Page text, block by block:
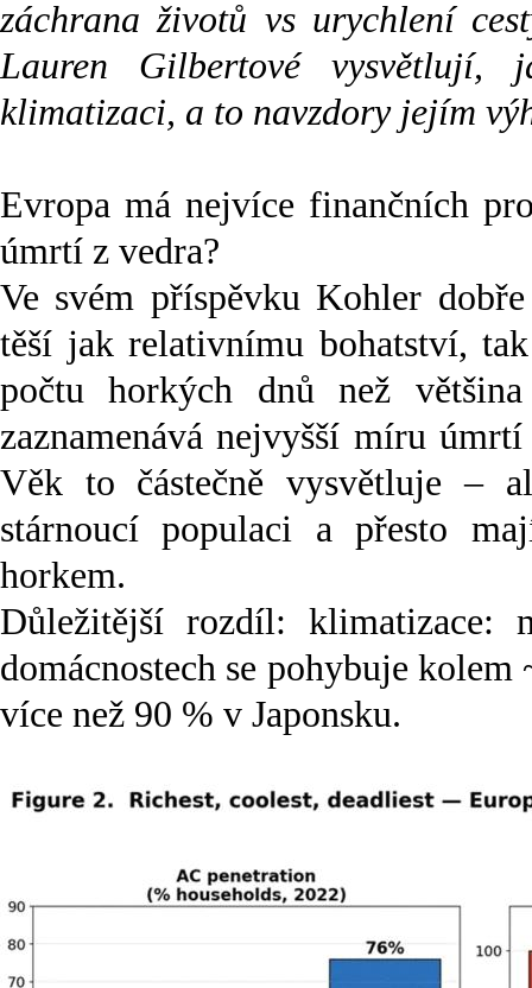
záchrana životů vs urychlení
Lauren Gilbertové vysvětlují,
klimatizaci, a to navzdory jejím
Evropa má nejvíce finančních
úmrtí z vedra?
Ve svém příspěvku Kohler
těší jak relativnímu bohatství,
počtu horkých dnů než
zaznamenává nejvyšší míru
Věk to částečně vysvětluje –
stárnoucí populaci a přesto
horkem.
Důležitější rozdíl: klimatizace:
domácnostech se pohybuje
více než 90 % v Japonsku.